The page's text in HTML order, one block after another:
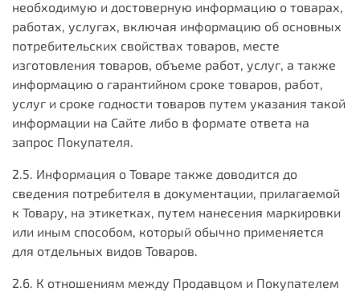
необходимую и достоверную информацию о товарах,
работах, услугах, включая информацию об основных
потребительских свойствах товаров, месте
изготовления товаров, объеме работ, услуг, а также
информацию о гарантийном сроке товаров, работ,
услуг и сроке годности товаров путем указания такой
информации на Сайте либо в формате ответа на
запрос Покупателя.
2.5. Информация о Товаре также доводится до
сведения потребителя в документации, прилагаемой
к Товару, на этикетках, путем нанесения маркировки
или иным способом, который обычно применяется
для отдельных видов Товаров.
2.6. К отношениям между Продавцом и Покупателем